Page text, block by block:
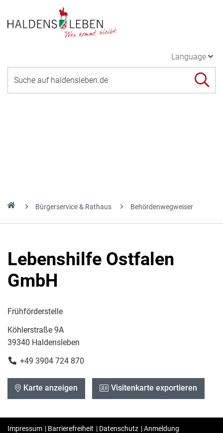
Language
Bürgerservice & Rathaus Behördenwegweiser
Lebenshilfe Ostfalen
GmbH
Frühförderstelle
Köhlerstraße 9A
39340 Haldensleben
+49 3904 724 870
Karte anzeigen Visitenkarte exportieren
Impressum | Barrierefreiheit | Datenschutz |Anmeldung